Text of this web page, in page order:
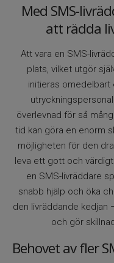
Med SMS-
att rädda
Att vara en SMS-
plats, vilket utgör
initieras
överlevnad för så
tid kan göra en enorm
möjligheten för den
leva ett gott och
en SMS-livräddare
snabb hjälp och öka
den livräddande kedjan
och gör
Behovet av fler